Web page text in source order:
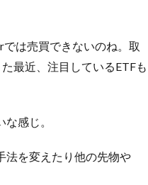
は売買できないのね。取
最近、注目しているETFも
感じ。
法を変えたり他の先物や